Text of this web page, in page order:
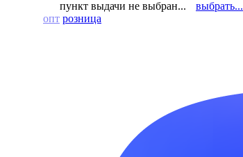
пункт выдачи не выбран...
выбрать...
опт розница